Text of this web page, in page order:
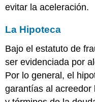
evitar la aceleración.
La Hipoteca
Bajo el estatuto de
ser evidenciada por
Por lo general, el
garantías al acreedor